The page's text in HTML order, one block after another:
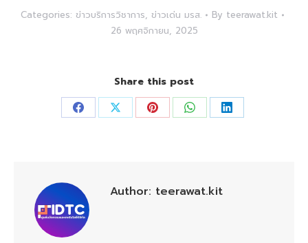
Categories: ข่าวบริการวิชาการ, ข่าวเด่น มรส. By teerawat.kit
26 พฤศจิกายน, 2025
Share this post
Share Share Share Share Share
Author: teerawat.kit